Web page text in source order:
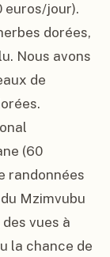
euros/jour).
dorées,
Nous avons
de
(60
randonnées
Mzimvubu
vues à
la chance de